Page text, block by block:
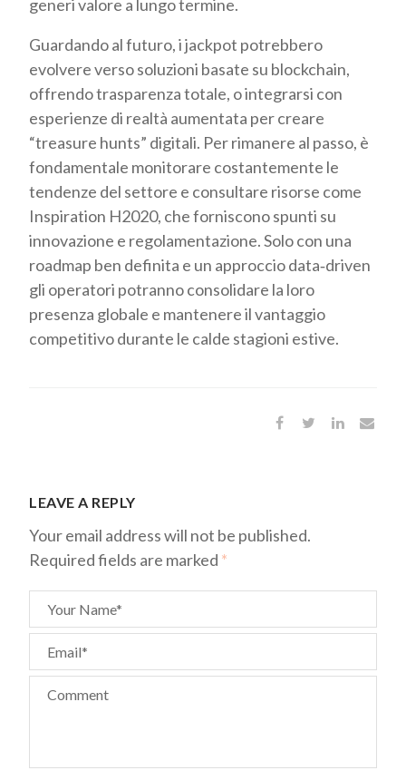
generi valore a lungo termine.
Guardando al futuro, i jackpot potrebbero
evolvere verso soluzioni basate su blockchain,
offrendo trasparenza totale, o integrarsi con
esperienze di realtà aumentata per creare
“treasure hunts” digitali. Per rimanere al passo, è
fondamentale monitorare costantemente le
tendenze del settore e consultare risorse come
Inspiration H2020, che forniscono spunti su
innovazione e regolamentazione. Solo con una
roadmap ben definita e un approccio data‑driven
gli operatori potranno consolidare la loro
presenza globale e mantenere il vantaggio
competitivo durante le calde stagioni estive.
LEAVE A REPLY
Your email address will not be published.
Required fields are marked *
Your Name*
Email*
Comment